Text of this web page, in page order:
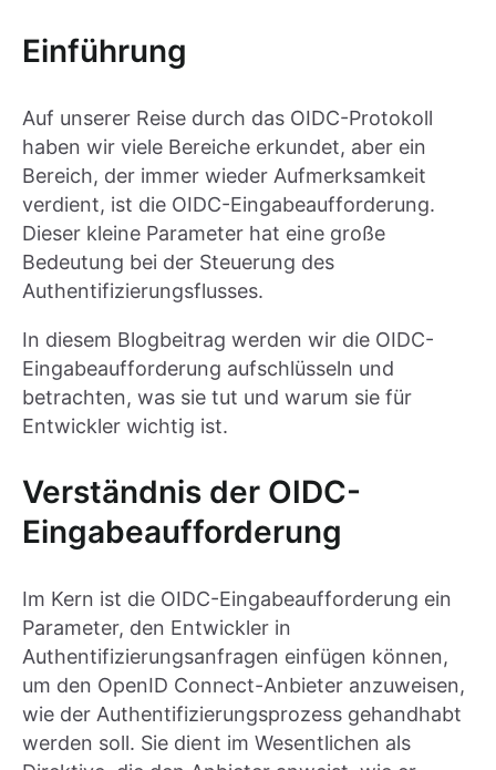
Einführung
Auf unserer Reise durch das OIDC-Protokoll
haben wir viele Bereiche erkundet, aber ein
Bereich, der immer wieder Aufmerksamkeit
verdient, ist die OIDC-Eingabeaufforderung.
Dieser kleine Parameter hat eine große
Bedeutung bei der Steuerung des
Authentifizierungsflusses.
In diesem Blogbeitrag werden wir die OIDC-
Eingabeaufforderung aufschlüsseln und
betrachten, was sie tut und warum sie für
Entwickler wichtig ist.
Verständnis der OIDC-
Eingabeaufforderung
Im Kern ist die OIDC-Eingabeaufforderung ein
Parameter, den Entwickler in
Authentifizierungsanfragen einfügen können,
um den OpenID Connect-Anbieter anzuweisen,
wie der Authentifizierungsprozess gehandhabt
werden soll. Sie dient im Wesentlichen als